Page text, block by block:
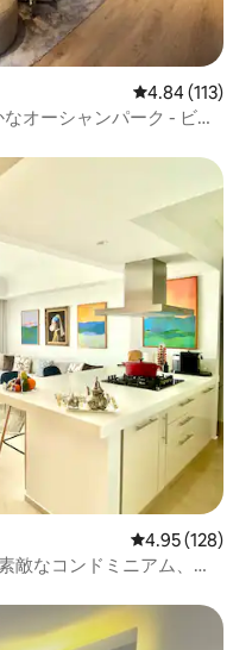
レビュー113
4.84 (113)
オーシャンパーク - ビー
レビュー128
4.95 (128)
敵なコンドミニアム、ヴ